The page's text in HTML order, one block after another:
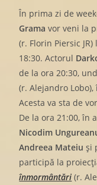
În prima zi de
Grama vor veni la
(r. Florin Piersic
18:30. Actorul
de la ora 20:30,
(r. Alejandro
Acesta va sta de
De la ora 21:00, în
Nicodim
Andreea Mateiuși
participă la
înmormântări (r.